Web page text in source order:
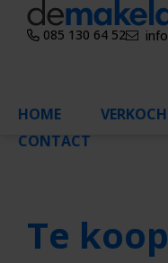
085 130 64 52
HOME
CONTACT
Te